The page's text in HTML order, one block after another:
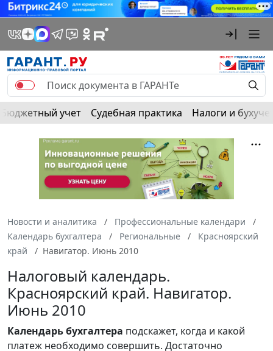
Бюджетный учет Судебная практика Налоги и
Новости и аналитика
Профессиональные календари
Календарь бухгалтера
Региональные
Красноярский
край
Навигатор. Июнь 2010
Налоговый календарь.
Красноярский край. Навигатор.
Июнь 2010
Календарьбухгалтера подскажет, когда и какой
платеж необходимо совершить. Достаточно